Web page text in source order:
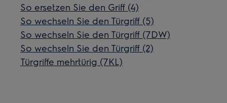
So ersetzen Sie den Griff (4)
So wechseln Sie den Türgriff (5)
So wechseln Sie den Türgriff (7DW)
So wechseln Sie den Türgriff (2)
Türgriffe mehrtürig (7KL)